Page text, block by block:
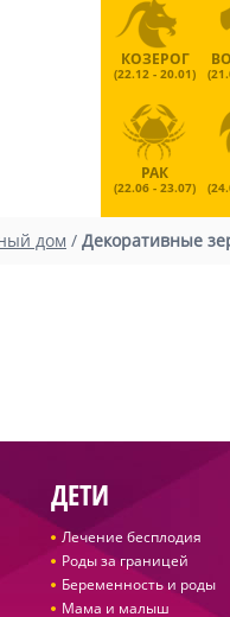
КОЗЕРОГ
(22.12 - 20.01)
РАК
(22.06 - 23.07)
дом / Декоративные
ДЕТИ
Лечение бесплодия
Роды за границей
Беременность и роды
Мама и малыш